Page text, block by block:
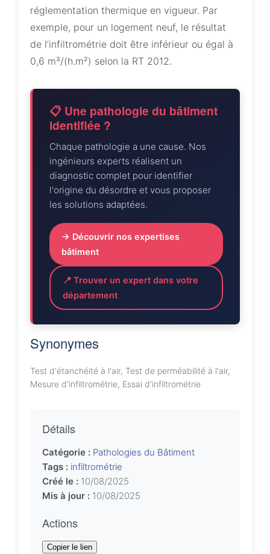
réglementation thermique en vigueur. Par
exemple, pour un logement neuf, le résultat
de l’infiltrométrie doit être inférieur ou égal à
0,6 m³/(h.m²) selon la RT 2012.
📋 Une pathologie du bâtiment
identifiée ?
Chaque pathologie a une cause. Nos
ingénieurs experts réalisent un
diagnostic complet pour identifier
l'origine du désordre et vous proposer
les solutions adaptées.
→ Découvrir nos expertises
bâtiment
📍 Trouver un expert dans votre
département
Synonymes
Test d'étanchéité à l'air, Test de perméabilité à l'air,
Mesure d'infiltrométrie, Essai d'infiltrométrie
Détails
Catégorie : Pathologies du Bâtiment
Tags : infiltrométrie
Créé le : 10/08/2025
Mis à jour : 10/08/2025
Actions
Copier le lien